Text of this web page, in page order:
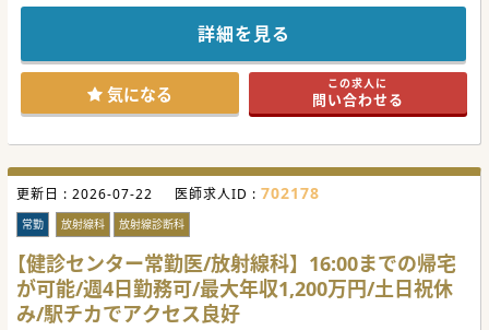
■当直や夜間対応が一切なく残業もほとんど発生しないため
ワークライフバランスを高度に維持できる快適な職場です。
■常勤と非常勤の医師に加え多様なスタッフが在籍しており
良好な人間関係の中で落ち着いて業務を行える環境です。
■主要な学会への参加費や専門医の更新費用が全額補助され
るなど充実した福利厚生が整えられている環境でございま
■がん患者の治療後フォローにおける胸部や腹部を中心とし
たCT画像を月平均約700件ペースで読影する業務です。
■隔週土曜日に実施される造影剤投与の対応を行い放射線治
療専門医とのチームカンファレンスで助言を実施いたしま
す。
■在宅読影やMRIの読影作業は発生せず院内でのCT読影業務
のみに集中して取り組める勤務体制となっております。
【具体的な医療機関情報】
■高精度な放射線治療と画像診断を高度に融合させた独立型
専門クリニックであり再発がん治療に大きな強みを持ちま
す。
詳細を見る
気になる この求人に
問い合わせる
更新日 : 2026-07-22 医師求人ID : 702178
常勤 放射線科 放射線診断科
【健診センター常勤医/放射線科】16:00までの帰宅
が可能/週4日勤務可/最大年収1,200万円/土日祝休
み/駅チカでアクセス良好